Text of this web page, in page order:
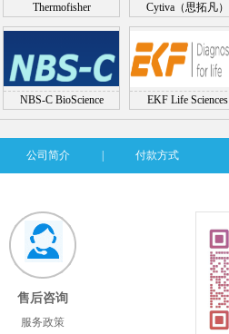
Thermofisher Cytiva（思拓凡）
NBS-C BioScience EKF Life Sciences
公司简介 付款方式
售后咨询
服务政策